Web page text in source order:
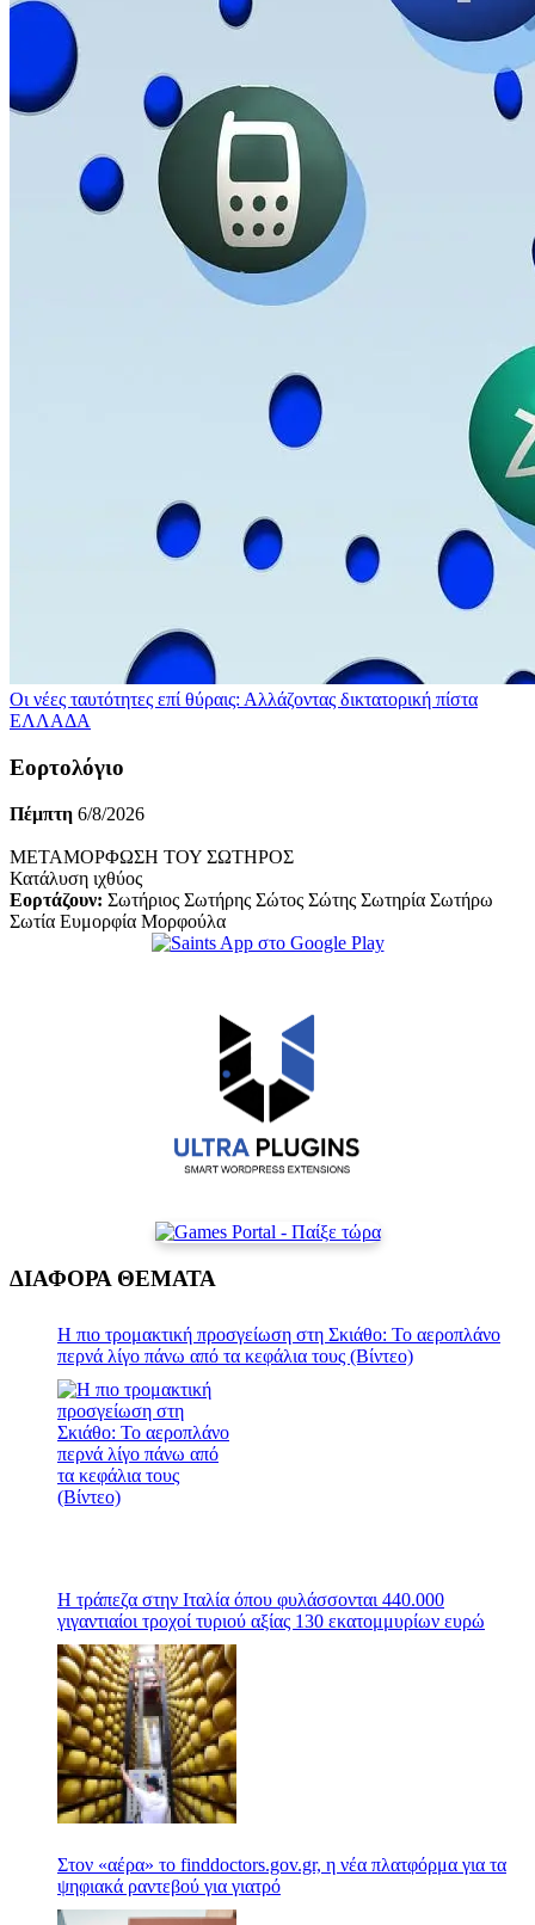
Οι νέες ταυτότητες επί θύραις: Αλλάζοντας δικτατορική πίστα
ΕΛΛΑΔΑ
Εορτολόγιο
Πέμπτη 6/8/2026
ΜΕΤΑΜΟΡΦΩΣΗ ΤΟΥ ΣΩΤΗΡΟΣ
Κατάλυση ιχθύος
Εορτάζουν: Σωτήριος Σωτήρης Σώτος Σώτης Σωτηρία Σωτήρω
Σωτία Ευμορφία Μορφούλα
ΔΙΑΦΟΡΑ ΘΕΜΑΤΑ
Η πιο τρομακτική προσγείωση στη Σκιάθο: Το αεροπλάνο
περνά λίγο πάνω από τα κεφάλια τους (Βίντεο)
Η τράπεζα στην Ιταλία όπου φυλάσσονται 440.000
γιγαντιαίοι τροχοί τυριού αξίας 130 εκατομμυρίων ευρώ
Στον «αέρα» το finddoctors.gov.gr, η νέα πλατφόρμα για τα
ψηφιακά ραντεβού για γιατρό